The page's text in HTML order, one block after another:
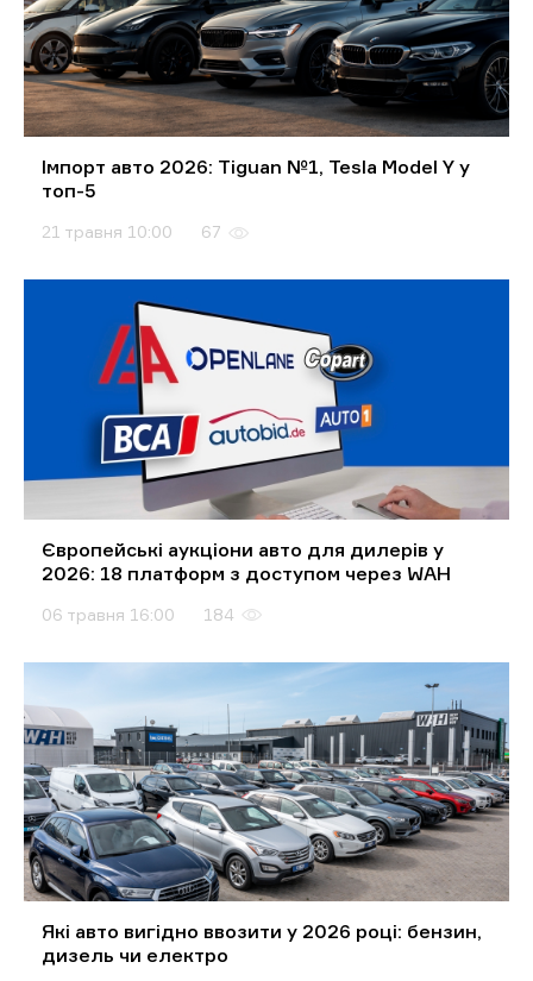
Імпорт авто 2026: Tiguan №1, Tesla Model Y у
топ-5
21 травня 10:00 67
Європейські аукціони авто для дилерів у
2026: 18 платформ з доступом через WAH
06 травня 16:00 184
Які авто вигідно ввозити у 2026 році: бензин,
дизель чи електро